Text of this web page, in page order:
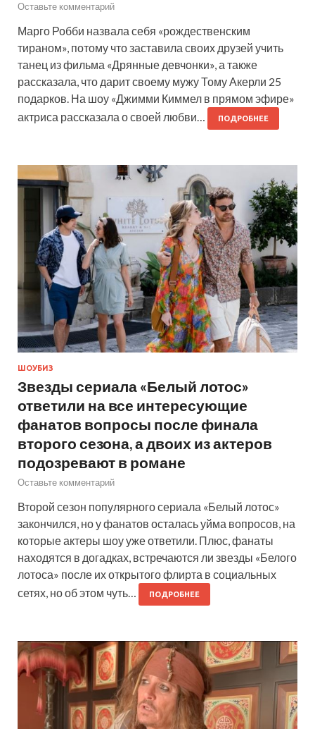
Оставьте комментарий
Марго Робби назвала себя «рождественским
тираном», потому что заставила своих друзей учить
танец из фильма «Дрянные девчонки», а также
рассказала, что дарит своему мужу Тому Акерли 25
подарков. На шоу «Джимми Киммел в прямом эфире»
актриса рассказала о своей любви…
ПОДРОБНЕЕ
ШОУБИЗ
Звезды сериала «Белый лотос»
ответили на все интересующие
фанатов вопросы после финала
второго сезона, а двоих из актеров
подозревают в романе
Оставьте комментарий
Второй сезон популярного сериала «Белый лотос»
закончился, но у фанатов осталась уйма вопросов, на
которые актеры шоу уже ответили. Плюс, фанаты
находятся в догадках, встречаются ли звезды «Белого
лотоса» после их открытого флирта в социальных
сетях, но об этом чуть…
ПОДРОБНЕЕ